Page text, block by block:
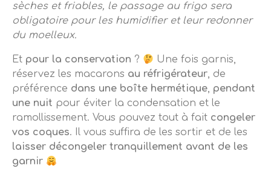
sèches et friables, le passage au frigo sera
obligatoire pour les humidifier et leur redonner
du moelleux.
Et pour la conservation ?
Une fois garnis,
réservez les macarons au réfrigérateur, de
préférence dans une boîte hermétique, pendant
une nuit pour éviter la condensation et le
ramollissement. Vous pouvez tout à fait congeler
vos coques. Il vous suffira de les sortir et de les
laisser décongeler tranquillement avant de les
garnir